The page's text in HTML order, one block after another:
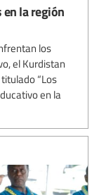
la región
los
el Kurdistan
“Los
en la